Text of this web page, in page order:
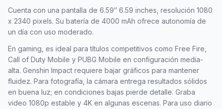
Cuenta con una pantalla de 6.59″ 6.59 inches, resolución 1080
x 2340 pixels. Su batería de 4000 mAh ofrece autonomía de
un día con uso moderado.
En gaming, es ideal para títulos competitivos como Free Fire,
Call of Duty Mobile y PUBG Mobile en configuración media-
alta. Genshin Impact requiere bajar gráficos para mantener
fluidez. Para fotografía, la cámara entrega resultados sólidos
en buena luz; en condiciones bajas pierde detalle. Graba
video 1080p estable y 4K en algunas escenas. Para uso diario